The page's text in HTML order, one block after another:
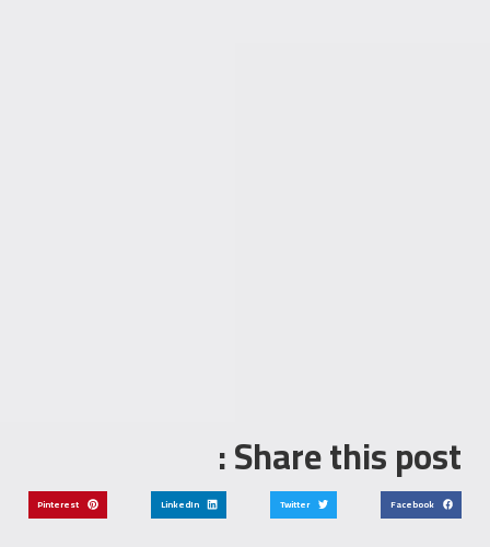
Share this post :
Facebook
Twitter
LinkedIn
Pinterest